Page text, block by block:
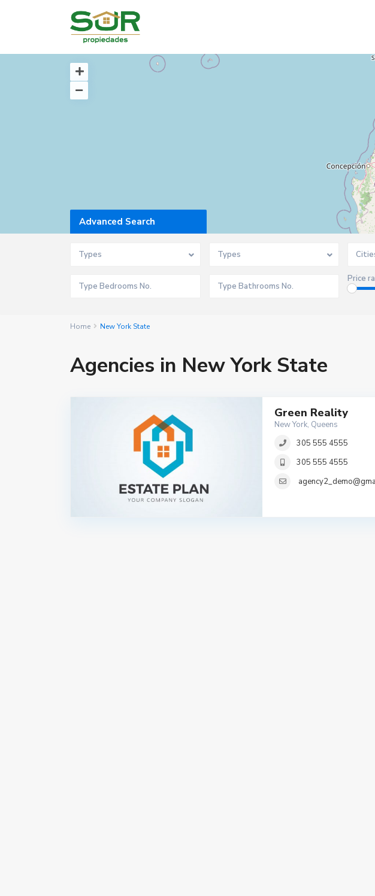
Advanced Search
Types Types
Price
Home New York State
Agencies in New York State
Green Reality
New York, Queens
305 555 4555
305 555 4555